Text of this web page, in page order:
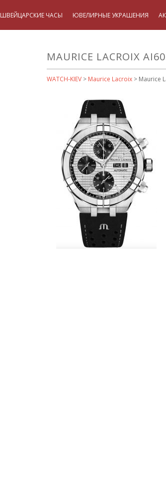
ШВЕЙЦАРСКИЕ ЧАСЫ ЮВЕЛИРНЫЕ УКРАШЕНИЯ
MAURICE LACROIX
WATCH-KIEV > Maurice Lacroix > Maurice